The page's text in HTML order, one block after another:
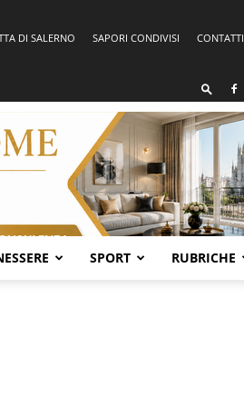
DI SALERNO SAPORI CONDIVISI
CONTATTI
SPORT RUBRICHE